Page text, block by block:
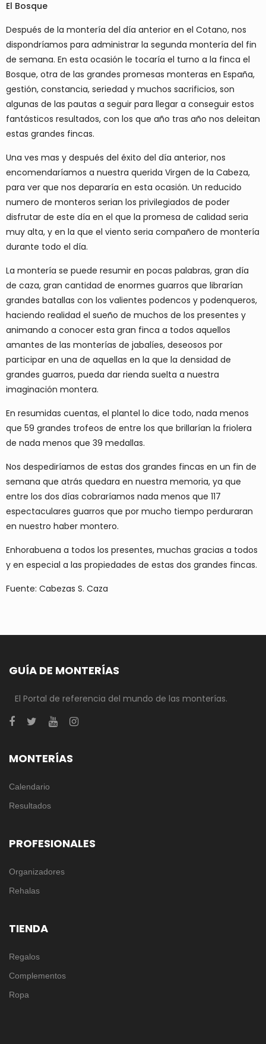
El Bosque
Después de la montería del día anterior en el Cotano, nos
dispondríamos para administrar la segunda montería del fin
de semana. En esta ocasión le tocaría el turno a la finca el
Bosque, otra de las grandes promesas monteras en España,
gestión, constancia, seriedad y muchos sacrificios, son
algunas de las pautas a seguir para llegar a conseguir estos
fantásticos resultados, con los que año tras año nos deleitan
estas grandes fincas.
Una ves mas y después del éxito del día anterior, nos
encomendaríamos a nuestra querida Virgen de la Cabeza,
para ver que nos depararía en esta ocasión. Un reducido
numero de monteros serian los privilegiados de poder
disfrutar de este día en el que la promesa de calidad seria
muy alta, y en la que el viento seria compañero de montería
durante todo el día.
La montería se puede resumir en pocas palabras, gran día
de caza, gran cantidad de enormes guarros que librarían
grandes batallas con los valientes podencos y podenqueros,
haciendo realidad el sueño de muchos de los presentes y
animando a conocer esta gran finca a todos aquellos
amantes de las monterías de jabalíes, deseosos por
participar en una de aquellas en la que la densidad de
grandes guarros, pueda dar rienda suelta a nuestra
imaginación montera.
En resumidas cuentas, el plantel lo dice todo, nada menos
que 59 grandes trofeos de entre los que brillarían la friolera
de nada menos que 39 medallas.
Nos despediríamos de estas dos grandes fincas en un fin de
semana que atrás quedara en nuestra memoria, ya que
entre los dos días cobraríamos nada menos que 117
espectaculares guarros que por mucho tiempo perduraran
en nuestro haber montero.
Enhorabuena a todos los presentes, muchas gracias a todos
y en especial a las propiedades de estas dos grandes fincas.
Fuente: Cabezas S. Caza
GUÍA DE MONTERÍAS
El Portal de referencia del mundo de las monterías.
MONTERÍAS
Calendario
Resultados
PROFESIONALES
Organizadores
Rehalas
TIENDA
Regalos
Complementos
Ropa